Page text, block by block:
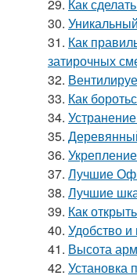
29. Как
30.
31. Как
затирочных
32.
33. Как
34.
35.
36.
37. Лучшие
38. Лучшие
39. Как
40. Удобство и
41. Высота
42. Установка